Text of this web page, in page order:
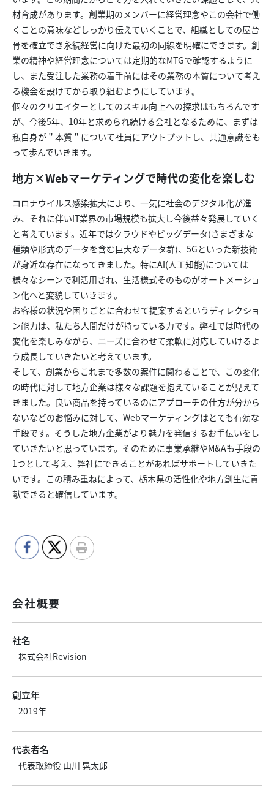
材育成があります。創業期のメンバーに経営理念やこの会社で働
くことの意味などしっかり伝えていくことで、組織としての屋台
骨を確立でき永続経営に向けた最初の同線を明確にできます。創
業の精神や経営理念については定期的なMTGで確認するように
し、また受注した業務の着手前にはその業務の本質について考え
る機会を設けてから取り組むようにしています。
個々のクリエイターとしてのスキル向上への探求はもちろんです
が、今後5年、10年と求められ続ける会社となるために、まずは
私自身が＂本質＂について社員にアウトプットし、共通意識をも
って歩んでいきます。
地方×Webマーケティングで時代の変化を楽しむ
コロナウイルス感染拡大により、一気に社会のデジタル化が進
み、それに伴いIT業界の市場規模も拡大し今後益々発展していく
と考えています。近年ではクラウドやビッグデータ(さまざまな
種類や形式のデータを含む巨大なデータ群)、5Gといった新技術
が身近な存在になってきました。特にAI(人工知能)については
様々なシーンで利活用され、生活様式そのものがオートメーショ
ン化へと変貌していきます。
お客様の状況や困りごとに合わせて提案するというディレクショ
ン能力は、私たち人間だけが持っている力です。弊社では時代の
変化を楽しみながら、ニーズに合わせて柔軟に対応していけるよ
う成長していきたいと考えています。
そして、創業からこれまで多数の案件に関わることで、この変化
の時代に対して地方企業は様々な課題を抱えていることが見えて
きました。良い商品を持っているのにアプローチの仕方が分から
ないなどのお悩みに対して、Webマーケティングはとても有効な
手段です。そうした地方企業がより魅力を発信するお手伝いをし
ていきたいと思っています。そのために事業承継やM&Aも手段の
1つとして考え、弊社にできることがあればサポートしていきた
いです。この積み重ねによって、栃木県の活性化や地方創生に貢
献できると確信しています。
会社概要
社名
株式会社Revision
創立年
2019年
代表者名
代表取締役 山川 晃太郎